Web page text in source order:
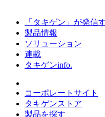
「タキゲン」が発信
製品情報
ソリューション
連載
タキゲンinfo.
コーポレートサイト
タキゲンストア
製品を探す